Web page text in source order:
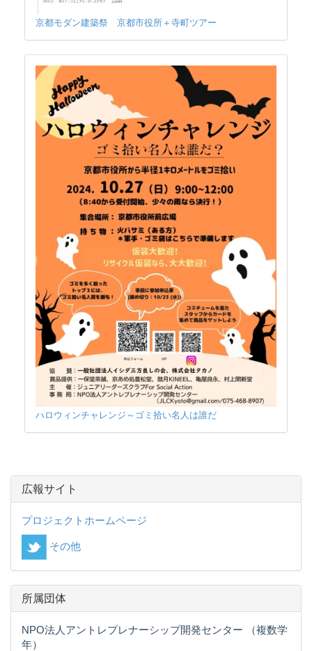
京都モダン建築祭 京都市役所＋寺町ツアー
ハロウィンチャレンジ～ゴミ拾い名人は誰だ
広報サイト
プロジェクトホームページ
その他
所属団体
NPO法人アントレプレナーシップ開発センター （複数学
年）